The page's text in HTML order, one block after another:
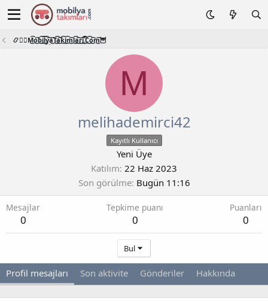
📿🧙‍♂️M͜͡o͜͡b͜͡i͜͡l͜͡y͜͡a͜͡T͜͡a͜͡k͜͡i͜͡m͜͡l͜͡a͜͡r͜͡i͜͡.͜͡C͜͡o͜͡m͜͡🦉
M
melihademirci42
Kayıtlı Kullanıcı
Yeni Üye
Katılım 22 Haz 2023
Son görülme Bugün 11:16
Mesajlar
0
Tepkime puanı
0
Puanları
0
Bul
Profil mesajları Son aktivite Gönderiler Hakkında